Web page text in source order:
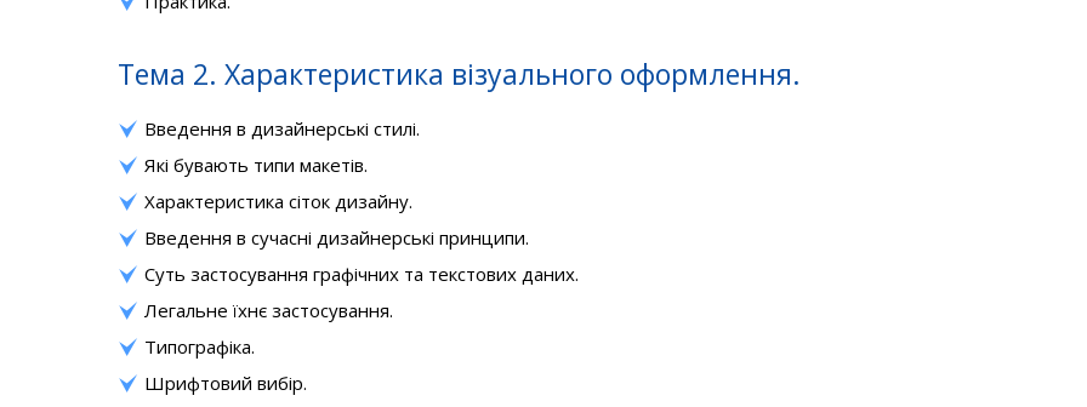
Тема 2. Характеристика візуального оформлення.
Введення в дизайнерські стилі.
Які бувають типи макетів.
Характеристика сіток дизайну.
Введення в сучасні дизайнерські принципи.
Суть застосування графічних та текстових даних.
Легальне їхнє застосування.
Типографіка.
Шрифтовий вибір.